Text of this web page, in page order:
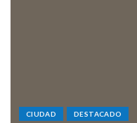
CIUDAD DESTACADO